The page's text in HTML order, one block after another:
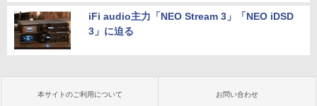
iFi audio主力「NEO Stream 3」「NEO iDSD
3」に迫る
本サイトのご利用について お問い合わせ